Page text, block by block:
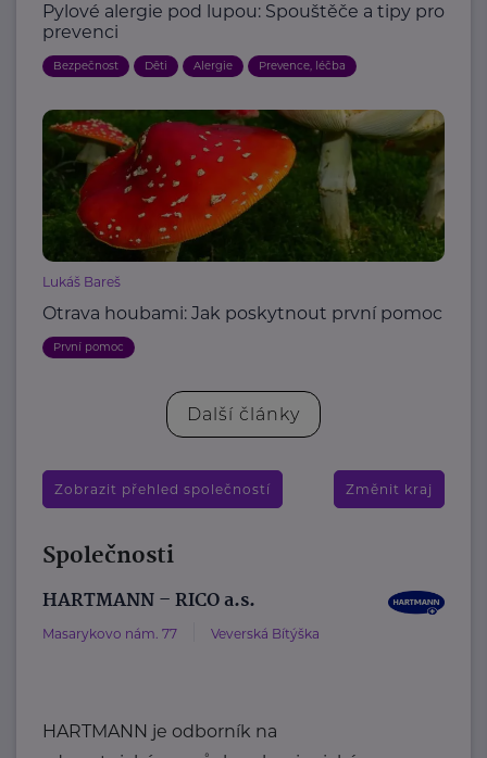
Pylové alergie pod lupou: Spouštěče a tipy pro
prevenci
Bezpečnost Děti Alergie Prevence, léčba
Lukáš Bareš
Otrava houbami: Jak poskytnout první pomoc
První pomoc
Další články
Zobrazit přehled společností Změnit kraj
Společnosti
HARTMANN – RICO a.s.
Masarykovo nám. 77 Veverská Bítýška
HARTMANN je odborník na